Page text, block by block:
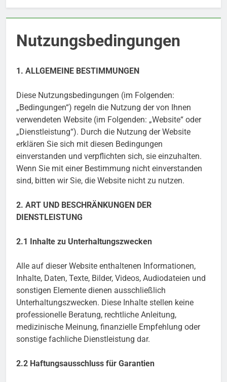
Nutzungsbedingungen
1. ALLGEMEINE BESTIMMUNGEN
Diese Nutzungsbedingungen (im Folgenden:
„Bedingungen“) regeln die Nutzung der von Ihnen
verwendeten Website (im Folgenden: „Website“ oder
„Dienstleistung“). Durch die Nutzung der Website
erklären Sie sich mit diesen Bedingungen
einverstanden und verpflichten sich, sie einzuhalten.
Wenn Sie mit einer Bestimmung nicht einverstanden
sind, bitten wir Sie, die Website nicht zu nutzen.
2. ART UND BESCHRÄNKUNGEN DER
DIENSTLEISTUNG
2.1 Inhalte zu Unterhaltungszwecken
Alle auf dieser Website enthaltenen Informationen,
Inhalte, Daten, Texte, Bilder, Videos, Audiodateien und
sonstigen Elemente dienen ausschließlich
Unterhaltungszwecken. Diese Inhalte stellen keine
professionelle Beratung, rechtliche Anleitung,
medizinische Meinung, finanzielle Empfehlung oder
sonstige fachliche Dienstleistung dar.
2.2 Haftungsausschluss für Garantien